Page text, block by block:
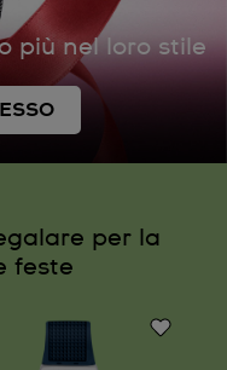
più nel loro stile
per la
feste